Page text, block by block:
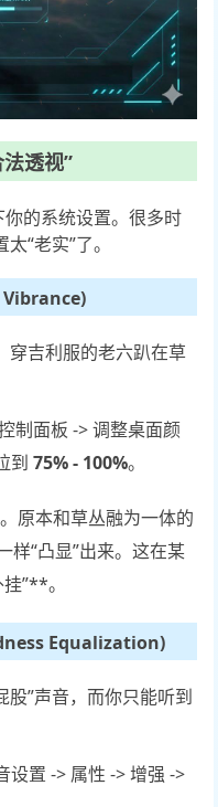
透视”
你的系统设置。很多时
“老实”了。
Vibrance)
穿吉利服的老六趴在草
制面板 -> 调整桌面颜
到75% - 100%。
原本和草丛融为一体的
样“凸显”出来。这在某
”**。
Equalization)
股”声音，而你只能听到
置 -> 属性 -> 增强 ->